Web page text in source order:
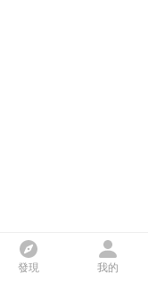
發現 我的